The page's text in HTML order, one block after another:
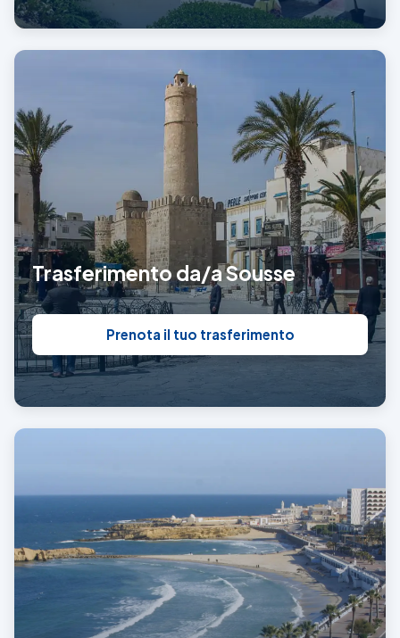
Trasferimento da/a Sousse
Prenota il tuo trasferimento